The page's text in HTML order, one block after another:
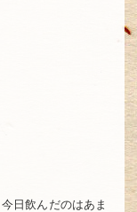
日飲んだのはあま